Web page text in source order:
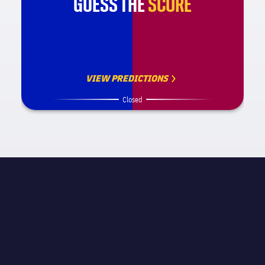
GUESS THESCORE
VIEW PREDICTIONS
Closed